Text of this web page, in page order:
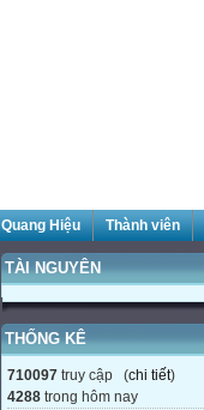
Quang Hiệu Thành viên
TÀI NGUYÊN
THỐNG KÊ
710097 truy cập (chi tiết)
4288 trong hôm nay